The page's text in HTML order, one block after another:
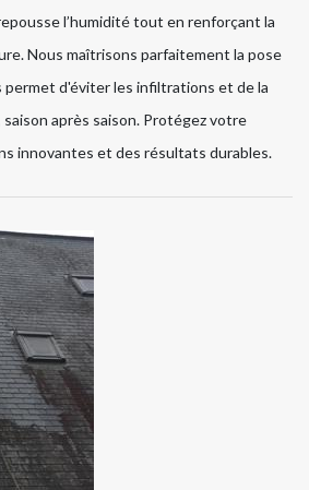
l’humidité tout en renforçant la
Nous maîtrisons parfaitement la pose
permet d'éviter les infiltrations et de la
après saison. Protégez votre
innovantes et des résultats durables.